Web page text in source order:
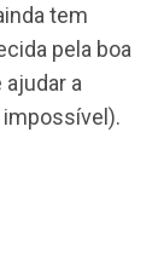
tem
pela boa
a
impossível).